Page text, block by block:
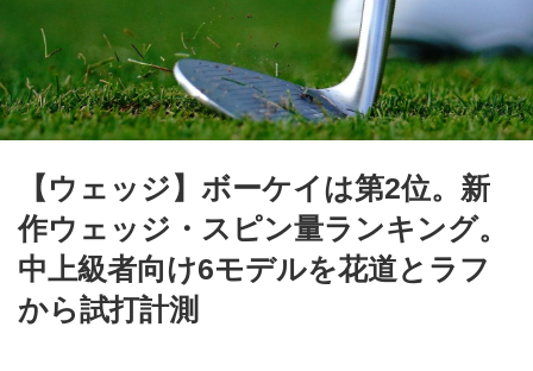
【ウェッジ】ボーケイは第2位。新
作ウェッジ・スピン量ランキング。
中上級者向け6モデルを花道とラフ
から試打計測